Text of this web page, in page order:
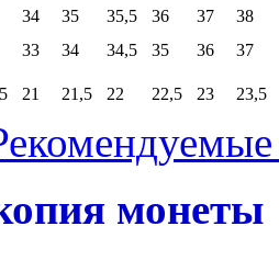
34 35 35,5 36 37
38
33 34 34,5 35 36
37
21 21,5 22 22,5 23 23,5
монеты